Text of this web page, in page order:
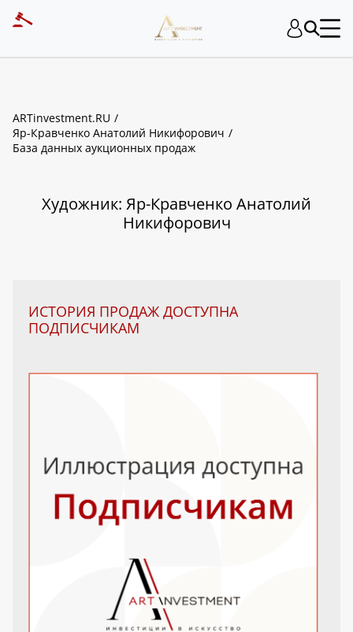
ARTinvestment.RU
Яр-Кравченко Анатолий Никифорович
База данных аукционных продаж
Художник: Яр-Кравченко Анатолий
Никифорович
ИСТОРИЯ ПРОДАЖ ДОСТУПНА
ПОДПИСЧИКАМ